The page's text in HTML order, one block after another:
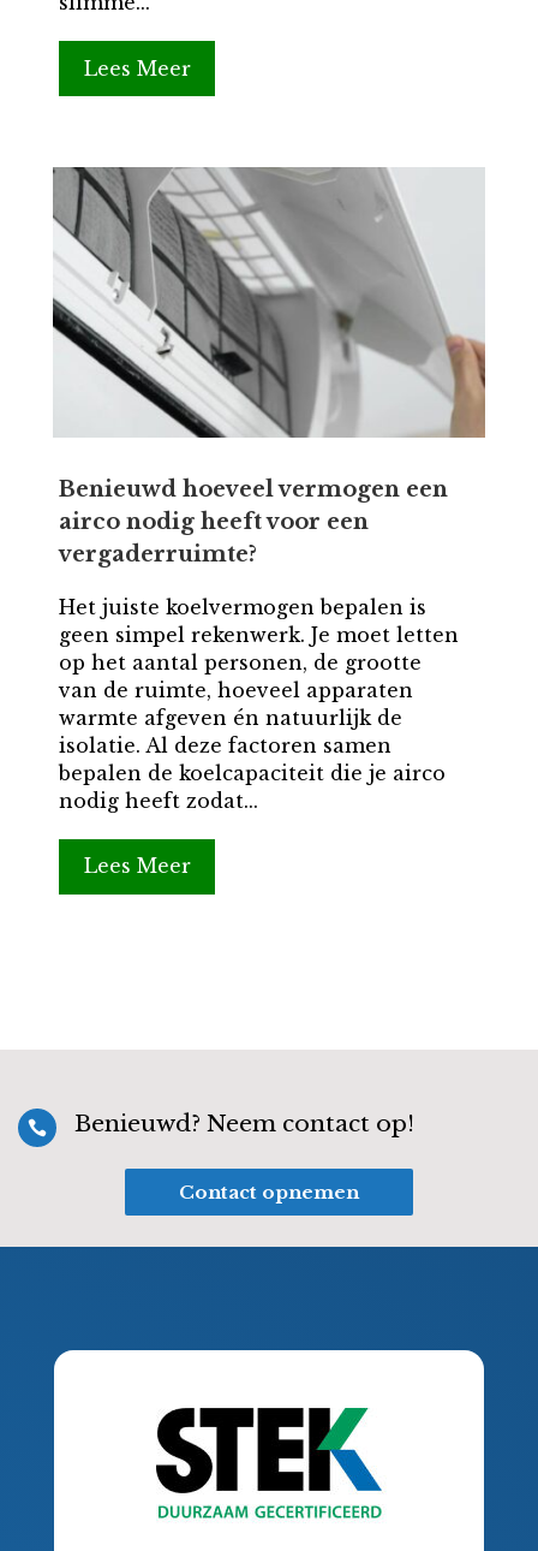
Lees Meer
Benieuwd hoeveel vermogen een
airco nodig heeft voor een
vergaderruimte?
Het juiste koelvermogen bepalen is
geen simpel rekenwerk. Je moet letten
op het aantal personen, de grootte
van de ruimte, hoeveel apparaten
warmte afgeven én natuurlijk de
isolatie. Al deze factoren samen
bepalen de koelcapaciteit die je airco
nodig heeft zodat...
Lees Meer
 Benieuwd? Neem contact op!
Contact opnemen